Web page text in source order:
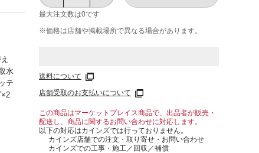
最大注文数は0です
※価格は​店舗や​掲載場所で​異なる​場合が​あります。
送料について
店舗受取のお支払いについて
この商品はマーケットプレイス商品で、出品者が販売・
配送し、商品に関するお問い合わせに対応します。
以下の対応はカインズでは行っておりません。
カインズ店舗での注文・取り寄せ・お問い合わせ
カインズでの工事・施工／回収／補償
水
テ
×2